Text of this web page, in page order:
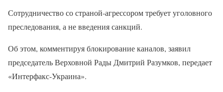
Сотрудничество со страной-агрессором требует уголовного
преследования, а не введения санкций.
Об этом, комментируя блокирование каналов, заявил
председатель Верховной Рады Дмитрий Разумков, передает
«Интерфакс-Украина».